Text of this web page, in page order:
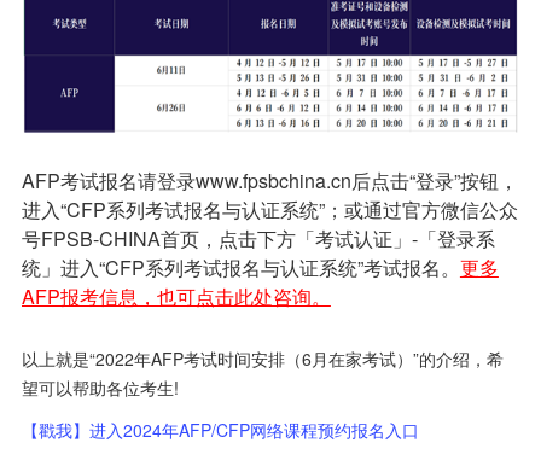
AFP考试报名请登录www.fpsbchina.cn后点击“登录”按钮，
进入“CFP系列考试报名与认证系统”；或通过官方微信公众
号FPSB-CHINA首页，点击下方「考试认证」-「登录系
统」进入“CFP系列考试报名与认证系统”考试报名。 更多
AFP报考信息，也可点击此处咨询。
以上就是“2022年AFP考试时间安排（6月在家考试）”的介绍，希
望可以帮助各位考生!
【戳我】进入2024年AFP/CFP网络课程预约报名入口